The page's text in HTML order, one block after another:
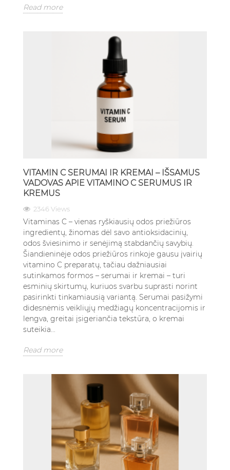
Read more
VITAMIN C SERUMAI IR KREMAI – IŠSAMUS
VADOVAS APIE VITAMINO C SERUMUS IR
KREMUS
2346 Views
Vitaminas C – vienas ryškiausių odos priežiūros
ingredientų, žinomas dėl savo antioksidacinių,
odos šviesinimo ir senėjimą stabdančių savybių.
Šiandieninėje odos priežiūros rinkoje gausu įvairių
vitamino C preparatų, tačiau dažniausiai
sutinkamos formos – serumai ir kremai – turi
esminių skirtumų, kuriuos svarbu suprasti norint
pasirinkti tinkamiausią variantą. Serumai pasižymi
didesnėmis veikliųjų medžiagų koncentracijomis ir
lengva, greitai įsigeriančia tekstūra, o kremai
suteikia...
Read more